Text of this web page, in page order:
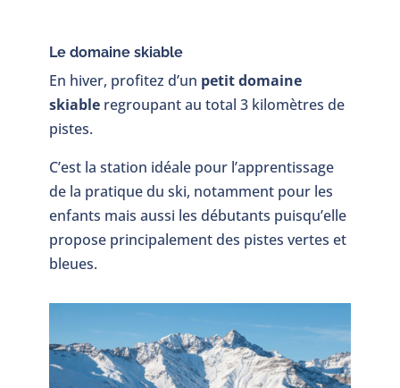
Le domaine skiable
En hiver, profitez d’un petit domaine
skiableregroupant au total 3 kilomètres de
pistes.
C’est la station idéale pour l’apprentissage
de la pratique du ski, notamment pour les
enfants mais aussi les débutants puisqu’elle
propose principalement des pistes vertes et
bleues.